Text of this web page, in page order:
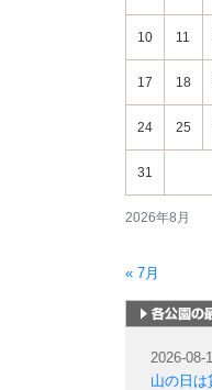
2026年8月
10 11
17 18
24 25
31
« 7月
2026-08-
山の日は